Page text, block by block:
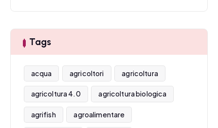
Tags
acqua agricoltori agricoltura
agricoltura 4.0 agricoltura biologica
agrifish agroalimentare